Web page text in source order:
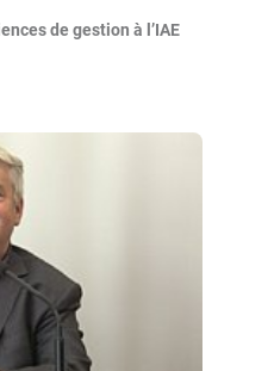
de gestion à l’IAE